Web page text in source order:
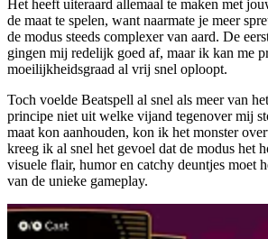
Het heeft uiteraard allemaal te maken met
de maat te spelen, want naarmate je meer
de modus steeds complexer van aard. De
gingen mij redelijk goed af, maar ik kan me
moeilijkheidsgraad al vrij snel oploopt.
Toch voelde Beatspell al snel als meer van
principe niet uit welke vijand tegenover mij
maat kon aanhouden, kon ik het monster
kreeg ik al snel het gevoel dat de modus het
visuele flair, humor en catchy deuntjes moet
van de unieke gameplay.